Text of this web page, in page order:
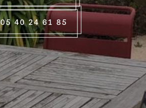
05 40 24 61 85